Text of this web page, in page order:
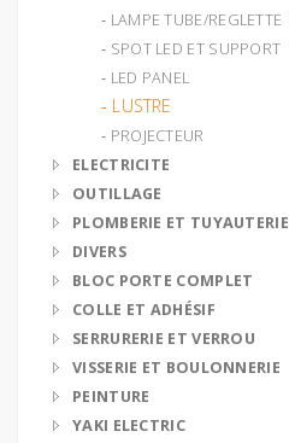
‐ LAMPE TUBE/REGLETTE
‐ SPOT LED ET SUPPORT
‐ LED PANEL
‐ LUSTRE
‐ PROJECTEUR
ELECTRICITE
OUTILLAGE
PLOMBERIE ET TUYAUTERIE
DIVERS
BLOC PORTE COMPLET
COLLE ET ADHÉSIF
SERRURERIE ET VERROU
VISSERIE ET BOULONNERIE
PEINTURE
YAKI ELECTRIC